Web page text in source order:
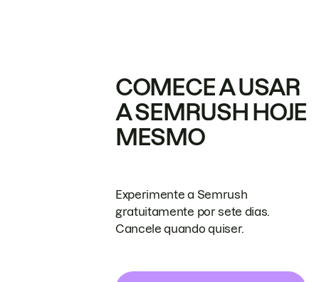
COMECE A USAR
A SEMRUSH HOJE
MESMO
Experimente a Semrush
gratuitamente por sete dias.
Cancele quando quiser.